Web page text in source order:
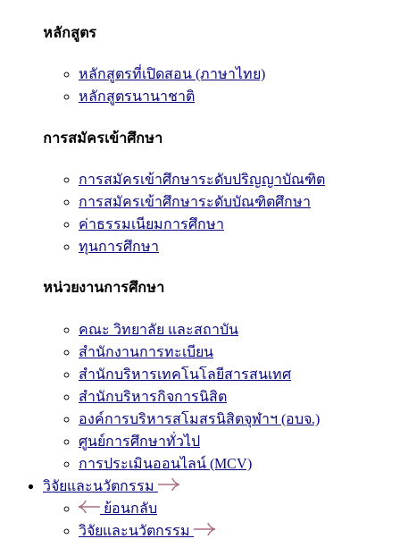
หลักสูตร
หลักสูตรที่เปิดสอน (ภาษาไทย)
หลักสูตรนานาชาติ
การสมัครเข้าศึกษา
การสมัครเข้าศึกษาระดับปริญญาบัณฑิต
การสมัครเข้าศึกษาระดับบัณฑิตศึกษา
ค่าธรรมเนียมการศึกษา
ทุนการศึกษา
หน่วยงานการศึกษา
คณะ วิทยาลัย และสถาบัน
สำนักงานการทะเบียน
สำนักบริหารเทคโนโลยีสารสนเทศ
สำนักบริหารกิจการนิสิต
องค์การบริหารสโมสรนิสิตจุฬาฯ (อบจ.)
ศูนย์การศึกษาทั่วไป
การประเมินออนไลน์ (MCV)
วิจัยและนวัตกรรม
ย้อนกลับ
วิจัยและนวัตกรรม